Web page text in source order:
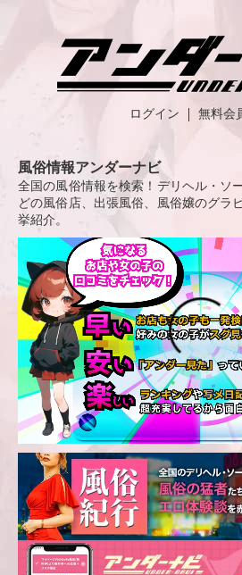
ログイン 無料会
風俗情報アンダーナビ
全国の風俗情報を検索！デリヘル・ソ
どの風俗店、出張風俗、風俗嬢のグラ
挙紹介。